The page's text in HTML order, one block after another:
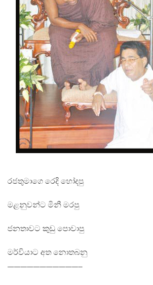
රජතුමාගෙ රෙදි හෝදපු
මළනුවන්ට මිනී මරපු
ජනතාවට කුඩු පොවාපු
මර්වියාට අත නොතබනු
———————————–